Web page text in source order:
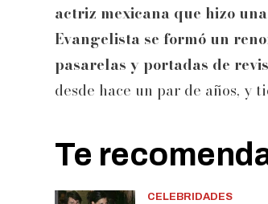
actriz mexicana que hizo
Evangelista se formó un
pasarelas y portadas de
desde hace un par de años, y
Te
CELEBRIDADES